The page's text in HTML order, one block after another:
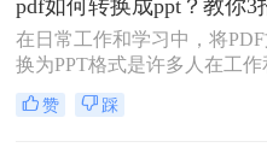
在日常工作和学习中，将
换为PPT格式是许多人在工作
中常遇到的需求，特别是当需
PDF中的内容进行编辑、演示
赞 踩